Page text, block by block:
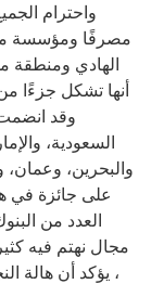
الهادي ومنطقة
أنها تشكل جزءًا من
وقد انضمت
السعودية،
والبحرين،
على جائزة في
العدد من
مجال نهتم فيه
، يؤكد أن هالة